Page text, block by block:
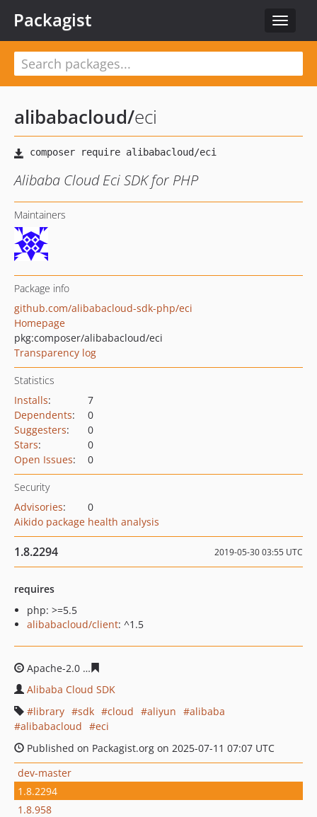
Toggle
Packagist
alibabacloud/eci
Alibaba Cloud Eci SDK for PHP
Maintainers
Package info
github.com/alibabacloud-sdk-php/eci
Homepage
pkg:composer/alibabacloud/eci
Transparency log
Statistics
Installs:
7
Dependents:
0
Suggesters:
0
Stars:
0
Open Issues: 0
Security
Advisories:
0
Aikido package health analysis
1.8.2294 2019-05-30 03:55 UTC
requires
php: >=5.5
alibabacloud/client: ^1.5
Apache-2.0
Alibaba Cloud SDK
library
sdk cloud aliyun
alibaba
alibabacloud
eci
Published on Packagist.org on 2025-07-11 07:07 UTC
dev-master
1.8.2294
1.8.958